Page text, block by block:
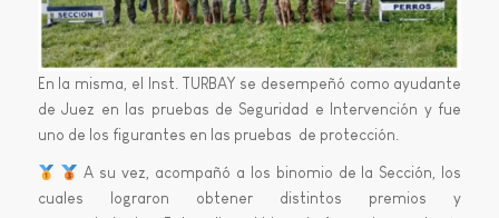
En la misma, el Inst. TURBAY se desempeñó como ayudante
de Juez en las pruebas de Seguridad e Intervención y fue
uno de los figurantes en las pruebas de protección.
A su vez, acompañó a los binomio de la Sección, los
cuales lograron obtener distintos premios y